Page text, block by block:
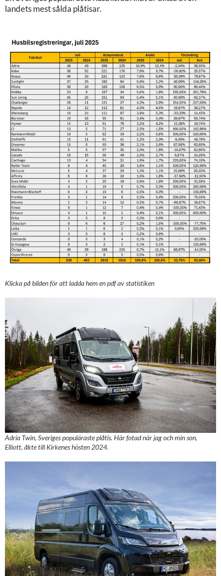
landets mest sålda plåtisar.
Klicka på bilden för att ladda hem en pdf av statistiken
Adria Twin, Sveriges populäraste plåtis. Här fotad när jag och min son,
Elliott, åkte till Kirkenes hösten 2024.